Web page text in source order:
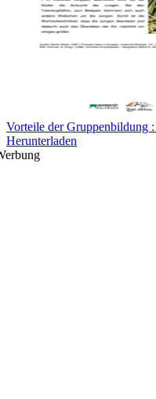
Vorteile der Gruppenbildung
Herunterladen